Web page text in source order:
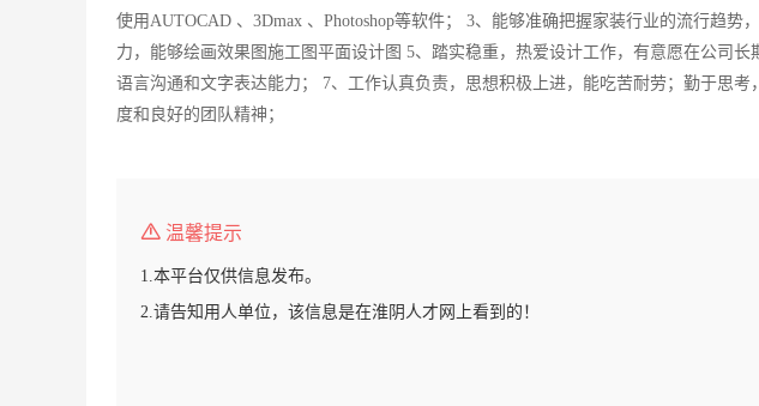
使用AUTOCAD 、3Dmax 、Photoshop等软件； 3、能够准确把握家装行业的流行趋
力，能够绘画效果图施工图平面设计图 5、踏实稳重，热爱设计工作，有意愿在公司
语言沟通和文字表达能力； 7、工作认真负责，思想积极上进，能吃苦耐劳；勤于思
度和良好的团队精神；
温馨提示
1.本平台仅供信息发布。
2.请告知用人单位，该信息是在淮阴人才网上看到的！